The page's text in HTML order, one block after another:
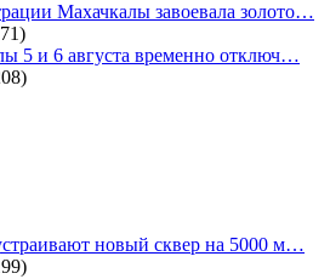
Махачкалы завоевала золото…
5 и 6 августа временно отключ…
новый сквер на 5000 м…